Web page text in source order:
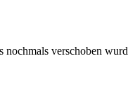
verschoben